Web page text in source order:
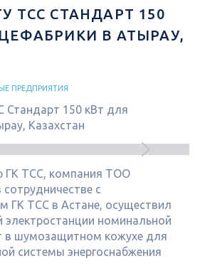
ТСС СТАНДАРТ 150
В АТЫРАУ,
ПРЕДПРИЯТИЯ
ГК ТСС, компания ТОО
с
ГК ТСС в Астане, осуществил
электростанции номинальной
в шумозащитном кожухе для
системы энергоснабжения